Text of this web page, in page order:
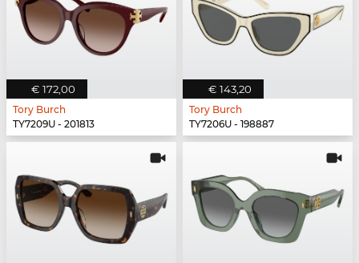
€ 172,00
Tory Burch
TY7209U - 201813
€ 143,20
Tory Burch
TY7206U - 198887